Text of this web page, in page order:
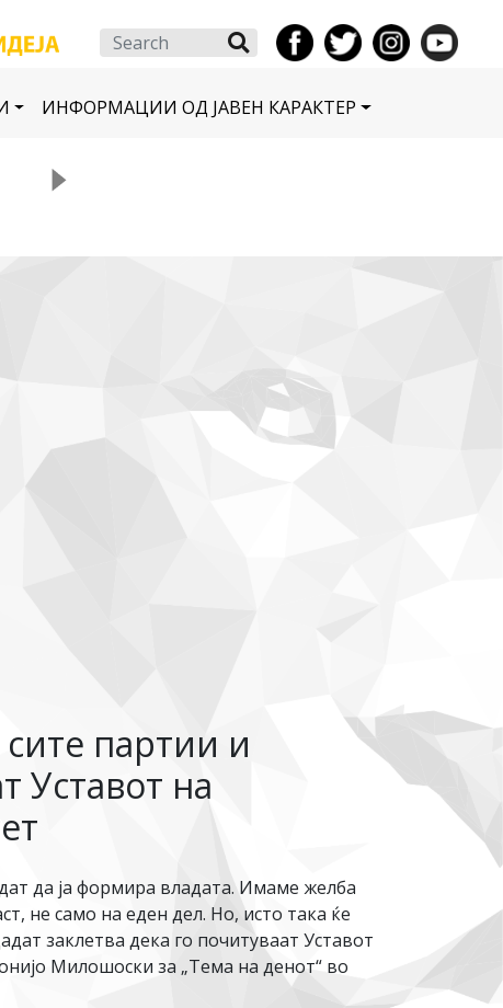
Search
ИНФОРМАЦИИ ОД ЈАВЕН КАРАКТЕР
партии и
Уставот на
да ја формира владата. Имаме желба
не само на еден дел. Но, исто така ќе
заклетва дека го почитуваат Уставот
Милошоски за „Тема на денот“ во